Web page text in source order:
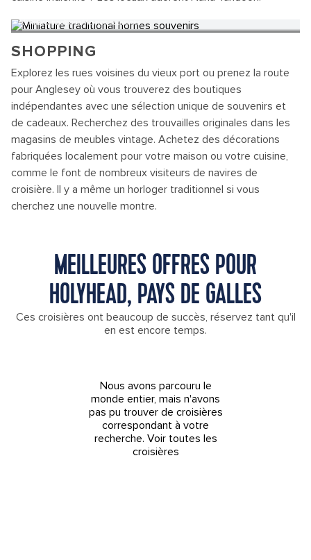
Miniature traditional homes souvenirs
SHOPPING
Explorez les rues voisines du vieux port ou prenez la route
pour Anglesey où vous trouverez des boutiques
indépendantes avec une sélection unique de souvenirs et
de cadeaux. Recherchez des trouvailles originales dans les
magasins de meubles vintage. Achetez des décorations
fabriquées localement pour votre maison ou votre cuisine,
comme le font de nombreux visiteurs de navires de
croisière. Il y a même un horloger traditionnel si vous
cherchez une nouvelle montre.
MEILLEURES OFFRES POUR
HOLYHEAD, PAYS DE GALLES
Ces croisières ont beaucoup de succès, réservez tant qu'il
en est encore temps.
Nous avons parcouru le
monde entier, mais n'avons
pas pu trouver de croisières
correspondant à votre
recherche. Voir toutes les
croisières